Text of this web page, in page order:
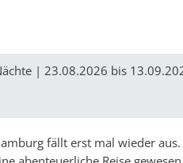
| 23.08.2026 bis
fällt erst mal wieder aus.